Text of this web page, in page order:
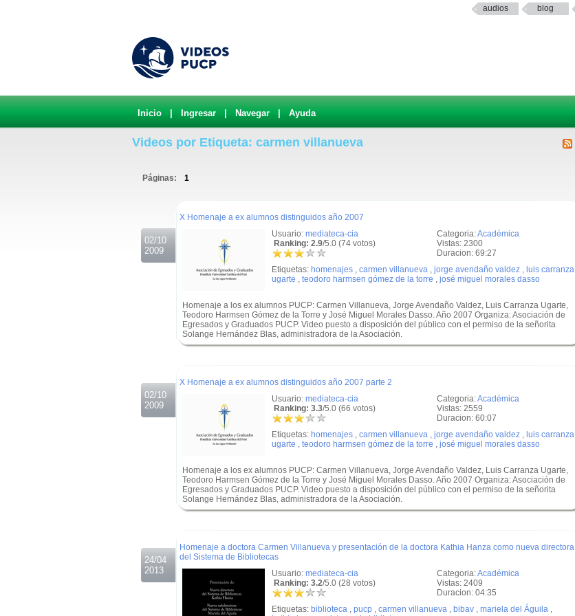
audios blog
Inicio Ingresar Navegar Ayuda
Videos por Etiqueta: carmen villanueva
Páginas: 1
02/10
2009
X Homenaje a ex alumnos distinguidos año 2007
Categoria:Académica
Vistas: 2300
Duracion: 69:27
Usuario: mediateca-cia
Ranking: 2.9/5.0 (74 votos)
Etiquetas: homenajes , carmen villanueva , jorge avendaño valdez , luis carranza
ugarte , teodoro harmsen gómez de la torre , josé miguel morales dasso
Homenaje a los ex alumnos PUCP: Carmen Villanueva, Jorge Avendaño Valdez, Luis Carranza Ugarte,
Teodoro Harmsen Gómez de la Torre y José Miguel Morales Dasso. Año 2007 Organiza: Asociación de
Egresados y Graduados PUCP. Video puesto a disposición del público con el permiso de la señorita
Solange Hernández Blas, administradora de la Asociación.
02/10
2009
X Homenaje a ex alumnos distinguidos año 2007 parte 2
Categoria:Académica
Vistas: 2559
Duracion: 60:07
Usuario: mediateca-cia
Ranking: 3.3/5.0 (66 votos)
Etiquetas: homenajes , carmen villanueva , jorge avendaño valdez , luis carranza
ugarte , teodoro harmsen gómez de la torre , josé miguel morales dasso
Homenaje a los ex alumnos PUCP: Carmen Villanueva, Jorge Avendaño Valdez, Luis Carranza Ugarte,
Teodoro Harmsen Gómez de la Torre y José Miguel Morales Dasso. Año 2007 Organiza: Asociación de
Egresados y Graduados PUCP. Video puesto a disposición del público con el permiso de la señorita
Solange Hernández Blas, administradora de la Asociación.
24/04
2013
Homenaje a doctora Carmen Villanueva y presentación de la doctora Kathia Hanza como nueva directora
del Sistema de Bibliotecas
Categoria:Académica
Vistas: 2409
Duracion: 04:35
Usuario: mediateca-cia
Ranking: 3.2/5.0 (28 votos)
Etiquetas: biblioteca , pucp , carmen villanueva , bibav , mariela del Águila ,